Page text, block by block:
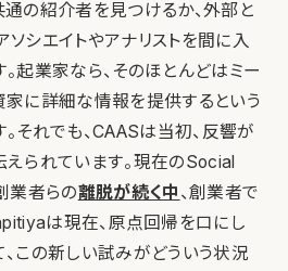
の紹介者を見つけるか、外部と
シエイトやアナリストを間に入
起業家なら、そのほとんどはミー
家に詳細な情報を提供するという
それでも、CAASは当初、反響が
えられています。現在のSocial
業者らの離脱が続く中 、創業者で
は現在、原点回帰を口にし
この新しい試みがどういう状況